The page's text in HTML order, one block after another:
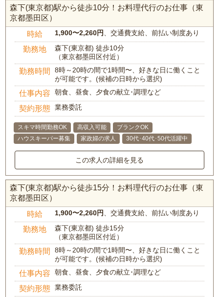
森下(東京都)駅から徒歩10分！お料理代行のお仕事（東
京都墨田区）
時給 1,900〜2,260円 、交通費支給、前払い制度あり
勤務地
森下(東京都) 徒歩10分
（東京都墨田区付近）
勤務時間
8時～20時の間で1時間〜、好きな日に働くこと
が可能です。(候補の日時から選択)
仕事内容 朝食、昼食、夕食の献立･調理など
契約形態 業務委託
スキマ時間勤務OK 高収入可能
ブランクOK
ハウスキーパー募集
家政婦の求人 30代･40代･50代活躍中
この求人の詳細を見る
森下(東京都)駅から徒歩15分！お料理代行のお仕事（東
京都墨田区）
時給 1,900〜2,260円 、交通費支給、前払い制度あり
勤務地
森下(東京都) 徒歩15分
（東京都墨田区付近）
勤務時間
8時～20時の間で1時間〜、好きな日に働くこと
が可能です。(候補の日時から選択)
仕事内容 朝食、昼食、夕食の献立･調理など
契約形態 業務委託